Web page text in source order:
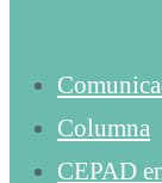
Columna
CEPAD